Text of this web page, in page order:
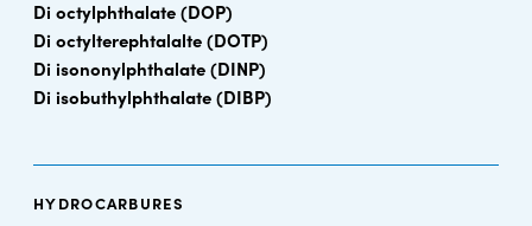
Di octylphthalate (DOP)
Di octylterephtalalte (DOTP)
Di isononylphthalate (DINP)
Di isobuthylphthalate (DIBP)
HYDROCARBURES